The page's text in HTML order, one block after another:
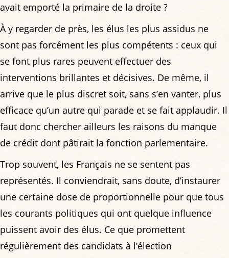
avait emporté la primaire de la droite ?
À y regarder de près, les élus les plus assidus ne
sont pas forcément les plus compétents : ceux qui
se font plus rares peuvent effectuer des
interventions brillantes et décisives. De même, il
arrive que le plus discret soit, sans s’en vanter, plus
efficace qu’un autre qui parade et se fait applaudir. Il
faut donc chercher ailleurs les raisons du manque
de crédit dont pâtirait la fonction parlementaire.
Trop souvent, les Français ne se sentent pas
représentés. Il conviendrait, sans doute, d’instaurer
une certaine dose de proportionnelle pour que tous
les courants politiques qui ont quelque influence
puissent avoir des élus. Ce que promettent
régulièrement des candidats à l’élection